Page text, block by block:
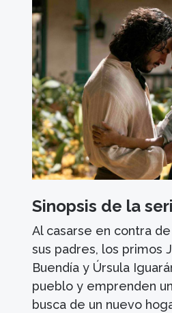
Sinopsis de la
Al casarse en contra
sus padres, los primos
Buendía y Úrsula
pueblo y emprenden
busca de un nuevo